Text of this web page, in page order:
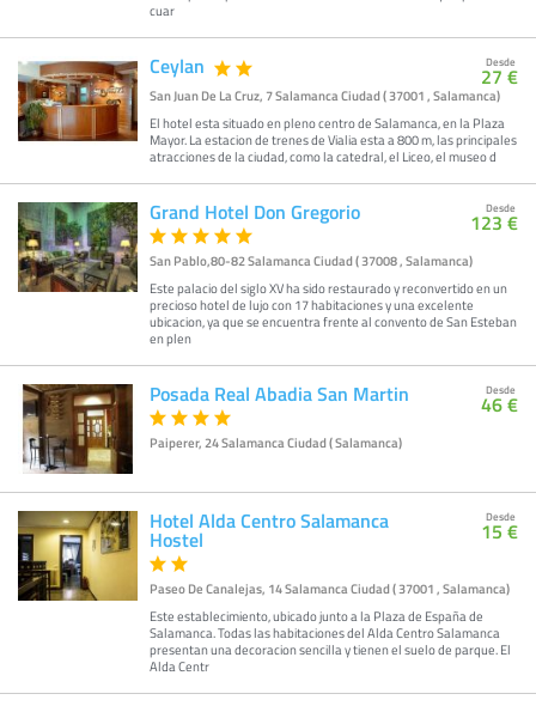
cuar
Ceylan
San Juan De La Cruz, 7 Salamanca Ciudad ( 37001 , Salamanca)
El hotel esta situado en pleno centro de Salamanca, en la Plaza
Mayor. La estacion de trenes de Vialia esta a 800 m, las principales
atracciones de la ciudad, como la catedral, el Liceo, el museo d
Desde
27 €
Grand Hotel Don Gregorio
San Pablo,80-82 Salamanca Ciudad ( 37008 , Salamanca)
Este palacio del siglo XV ha sido restaurado y reconvertido en un
precioso hotel de lujo con 17 habitaciones y una excelente
ubicacion, ya que se encuentra frente al convento de San Esteban
en plen
Desde
123 €
Posada Real Abadia San Martin
Paiperer, 24 Salamanca Ciudad ( Salamanca)
Desde
46 €
Hotel Alda Centro Salamanca
Hostel
Paseo De Canalejas, 14 Salamanca Ciudad ( 37001 , Salamanca)
Este establecimiento, ubicado junto a la Plaza de España de
Salamanca. Todas las habitaciones del Alda Centro Salamanca
presentan una decoracion sencilla y tienen el suelo de parque. El
Alda Centr
Desde
15 €